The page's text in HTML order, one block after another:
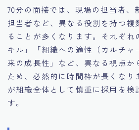
70分の面接では、現場の担当者、
担当者など、異なる役割を持つ複
ることが多くなります。それぞれ
キル」「組織への適性（カルチャ
来の成長性」など、異なる視点か
ため、必然的に時間枠が長くなり
が組織全体として慎重に採用を検
す。